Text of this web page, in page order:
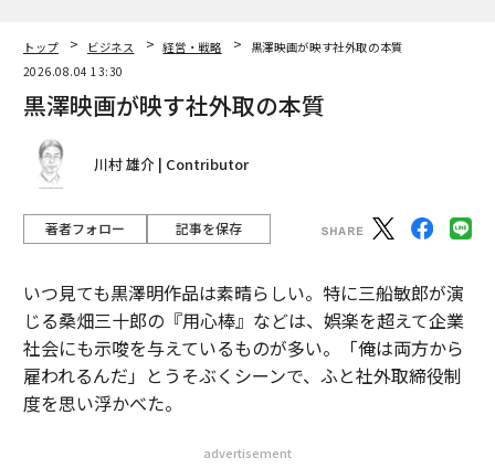
トップ ビジネス 経営・戦略
黒澤映画が映す社外取の本質
2026.08.04 13:30
黒澤映画が映す社外取の本質
川村 雄介 | Contributor
著者フォロー 記事を保存
いつ見ても黒澤明作品は素晴らしい。特に三船敏郎が演
じる桑畑三十郎の『用心棒』などは、娯楽を超えて企業
社会にも示唆を与えているものが多い。「俺は両方から
雇われるんだ」とうそぶくシーンで、ふと社外取締役制
度を思い浮かべた。
advertisement